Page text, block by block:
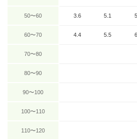
50〜60 3.6 5.1
60〜70 4.4 5.5
70〜80
80〜90
90〜100
100〜110
110〜120